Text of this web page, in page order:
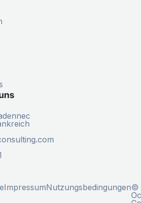
ImpressumNutzungsbedingungen©